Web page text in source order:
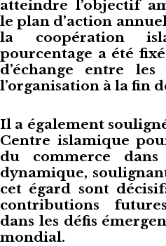
atteindre l’objectif
le plan d’action
la coopération
pourcentage a été fixé
d’échange entre
l’organisation à la fin
Il a également
Centre islamique
du commerce
dynamique,
cet égard sont
contributions
dans les défis
mondial.